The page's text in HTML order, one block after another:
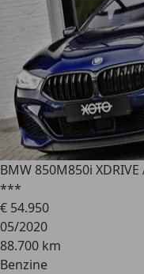
BMW 850M850i
***
€ 54.950
05/2020
88.700 km
Benzine